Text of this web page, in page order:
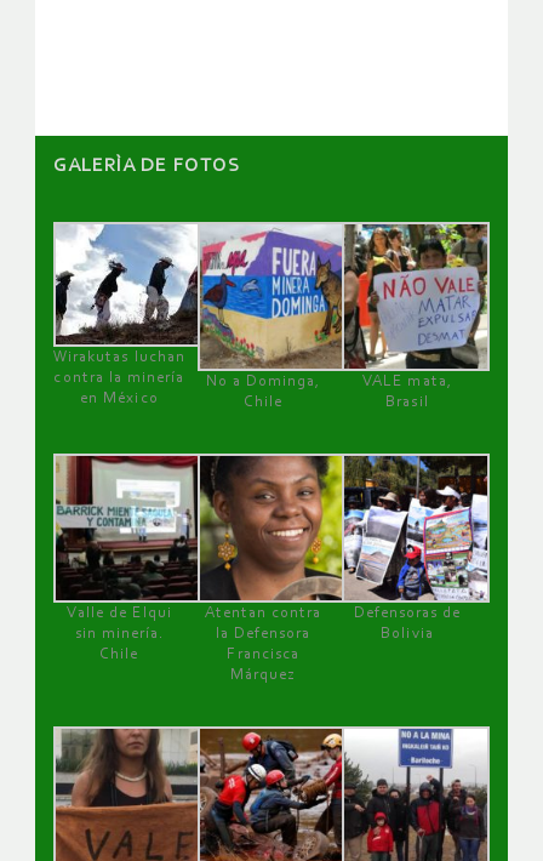
GALERÌA DE FOTOS
Wirakutas luchan
contra la minería
en México
No a Dominga,
Chile
VALE mata,
Brasil
Valle de Elqui
sin minería.
Chile
Atentan contra
la Defensora
Francisca
Márquez
Defensoras de
Bolivia